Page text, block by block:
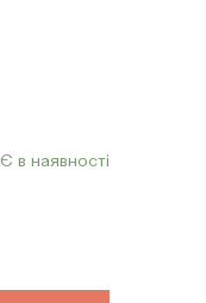
Є в наявності